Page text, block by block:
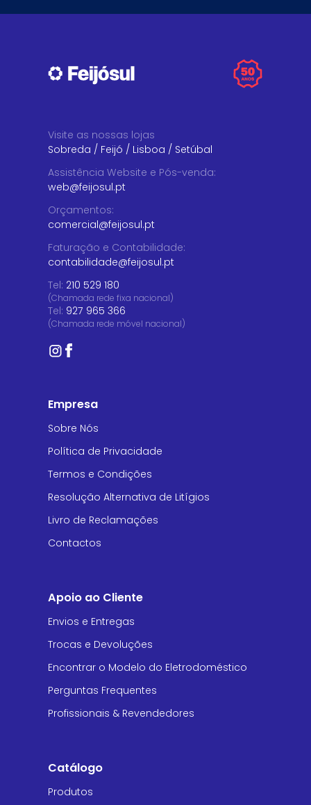
Visite as nossas lojas
Sobreda / Feijó / Lisboa / Setúbal
Assistência Website e Pós-venda:
web@feijosul.pt
Orçamentos:
comercial@feijosul.pt
Faturação e Contabilidade:
contabilidade@feijosul.pt
Tel: 210 529 180
(Chamada rede fixa nacional)
Tel: 927 965 366
(Chamada rede móvel nacional)
Empresa
Sobre Nós
Política de Privacidade
Termos e Condições
Resolução Alternativa de Litígios
Livro de Reclamações
Contactos
Apoio ao Cliente
Envios e Entregas
Trocas e Devoluções
Encontrar o Modelo do Eletrodoméstico
Perguntas Frequentes
Profissionais & Revendedores
Catálogo
Produtos